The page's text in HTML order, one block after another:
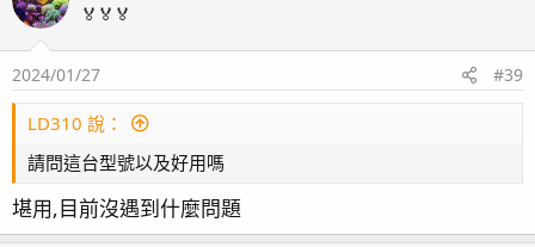
Redsea ReefDose 4<--拆45立方缸上來用
Ecotech Vortech MP10mQD 造浪*2<--拆45立方缸上來
用
Ecotech RADION G6 XR30 Blue<--感謝AD精品蘋果哥留
給我的最後一台現貨
AI Nero5 造浪<--底缸用造浪，跟魚友收購的，大廠就是
耐用!!!
TECO TK-1000 冷水機<--新款R290環保冷媒機型，實測
t
i
o
n
：
🏅🏅🏅
2024/01/27 #39
LD310 說：
請問這台型號以及好用嗎
堪用,目前沒遇到什麼問題